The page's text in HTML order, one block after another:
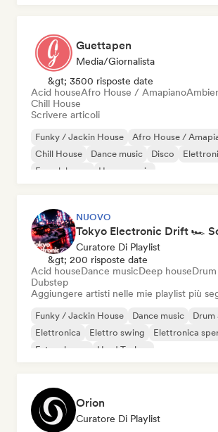
Guettapen
Media/Giornalista
&gt; 3500 risposte date
Acid houseAfro House / Amapiano
Chill House
Scrivere articoli
Funky / Jackin House
Afro House /
Chill House
Dance music Disco
French house
House music
NUOVO
Curatore Di Playlist
&gt; 200 risposte date
Acid houseDance musicDeep house
Dubstep
Aggiungere artisti nelle mie playlist più
Funky / Jackin House Dance music
Drum
Elettronica
Elettro swing
Elettronica
Future house
Hard Techno
Orion
Curatore Di Playlist